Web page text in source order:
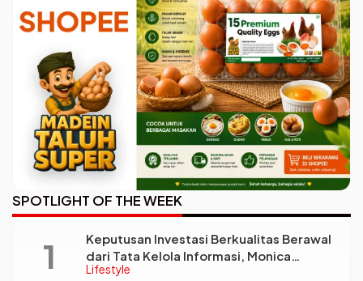
SPOTLIGHT OF THE WEEK
Lifestyle
Keputusan Investasi Berkualitas Berawal
dari Tata Kelola Informasi, Monica
Triyadi: Bukan Sekadar Analisis